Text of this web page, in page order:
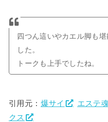
四つん這いやカエル脚も
した。
トークも上手でしたね。
引用元： 爆サイ エステ
クス